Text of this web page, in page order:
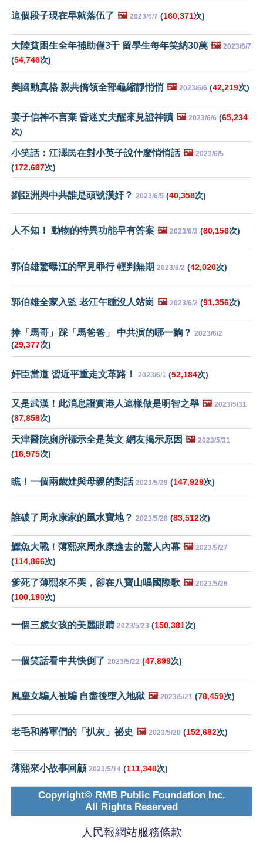
這個段子現在早就落伍了 🖼️ 2023/6/7 (160,371次)
大陸貧困生全年補助僅3千 留學生每年笑納30萬 🖼️ 2023/6/7
(54,746次)
美國動真格 親共僑領全部龜縮靜悄悄 🖼️ 2023/6/6 (42,219次)
妻子信神不言棄 昏迷丈夫醒來見證神蹟 🖼️ 2023/6/6 (65,234
次)
小笑話：江澤民在對小英子說什麼悄悄話 🖼️ 2023/6/5
(172,697次)
劉亞洲與中共誰是頭號漢奸？ 2023/6/5 (40,358次)
人不知！ 動物的特異功能早有答案 🖼️ 2023/6/3 (80,156次)
郭伯雄驚曝江的罕見罪行 輕判無期 2023/6/2 (42,020次)
郭伯雄全家入監 老江午睡沒人站崗 🖼️ 2023/6/2 (91,356次)
捧「馬哥」踩「馬爸爸」 中共演的哪一齣？ 2023/6/2
(29,377次)
奸臣當道 習近平重走文革路！ 2023/6/1 (52,184次)
又是武漢！此消息證實港人這樣做是明智之舉 🖼️ 2023/5/31
(87,858次)
天津醫院廁所標示全是英文 網友揭示原因 🖼️ 2023/5/31
(16,975次)
瞧！一個兩歲娃與母親的對話 2023/5/29 (147,929次)
誰破了周永康家的風水寶地？ 2023/5/28 (83,512次)
鱷魚大戰！薄熙來周永康進去的驚人內幕 🖼️ 2023/5/27
(114,866次)
爹死了薄熙來不哭，卻在八寶山唱國際歌 🖼️ 2023/5/26
(100,190次)
一個三歲女孩的美麗眼睛 2023/5/23 (150,381次)
一個笑話看中共快倒了 2023/5/22 (47,899次)
風塵女騙人被騙 自盡後墮入地獄 🖼️ 2023/5/21 (78,459次)
老毛和將軍們的「扒灰」祕史 🖼️ 2023/5/20 (152,682次)
薄熙來小故事回顧 2023/5/14 (111,348次)
Copyright© RMB Public Foundation Inc.
All Rights Reserved
人民報網站服務條款